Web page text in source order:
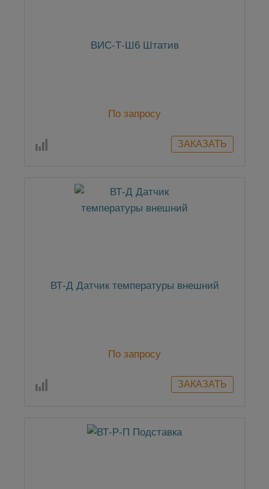
ВИС-Т-Ш6 Штатив
По запросу
ВТ-Д Датчик температуры внешний
По запросу